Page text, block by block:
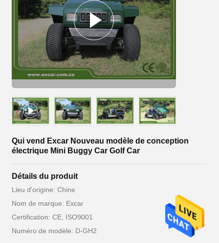
Qui vend Excar Nouveau modèle de conception
électrique Mini Buggy Car Golf Car
Détails du produit
Lieu d'origine: Chine
Nom de marque: Excar
Certification: CE, ISO9001
Numéro de modèle: D-GH2